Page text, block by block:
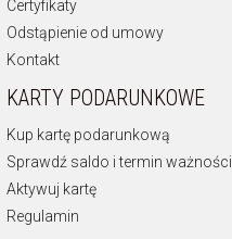
Certyfikaty
Odstąpienie od umowy
Kontakt
KARTY PODARUNKOWE
Kup kartę podarunkową
Sprawdź saldo i termin ważności
Aktywuj kartę
Regulamin